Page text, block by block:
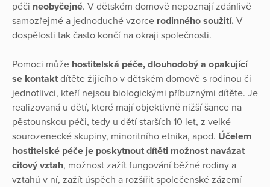
péči neobyčejné. V dětském domově nepoznají zdánlivě
samozřejmé a jednoduché vzorce rodinného soužití. V
dospělosti tak často končí na okraji společnosti.
Pomoci může hostitelská péče, dlouhodobý a opakující
se kontakt dítěte žijícího v dětském domově s rodinou či
jednotlivci, kteří nejsou biologickými příbuznými dítěte. Je
realizovaná u dětí, které mají objektivně nižší šance na
pěstounskou péči, tedy u dětí starších 10 let, z velké
sourozenecké skupiny, minoritního etnika, apod. Účelem
hostitelské péče je poskytnout dítěti možnost navázat
citový vztah, možnost zažít fungování běžné rodiny a
vztahů v ní, zažít úspěch a rozšířit společenské zázemí